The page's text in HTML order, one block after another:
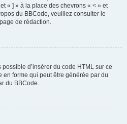
« ] » à la place des chevrons « < » et
du BBCode, veuillez consulter le
de rédaction.
possible d’insérer du code HTML sur ce
en forme qui peut être générée par du
du BBCode.